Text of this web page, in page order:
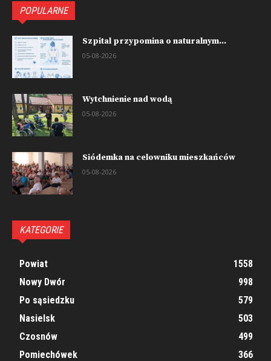
POPULARNE
Szpital przypomina o naturalnym...
05-08-2026
Wytchnienie nad wodą
05-08-2026
Siódemka na celowniku mieszkańców
05-08-2026
KATEGORIE
Powiat
1558
Nowy Dwór
998
Po sąsiedzku
579
Nasielsk
503
Czosnów
499
Pomiechówek
366